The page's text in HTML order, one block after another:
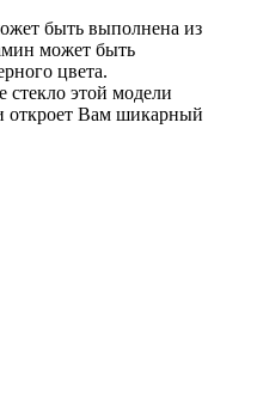
быть выполнена из
может быть
цвета.
этой модели
откроет Вам шикарный